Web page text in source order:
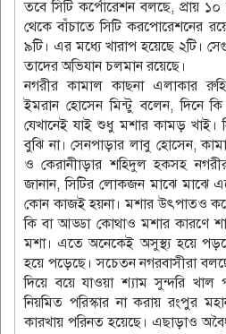
তবে সিটি কর্পোরেশন বলছে, প্রায়
থেকে বাঁচাতে সিটি করপোরেশনের
৯টি। এর মধ্যে খারাপ হয়েছে ২টি।
তাদের অভিযান চলমান রয়েছে।
নগরীর কামাল কাছনা এলাকার
ইমরান হোসেন মিন্টু বলেন, দিনে কি
যেখানেই যাই শুধু মশার কামড় খাই।
বুঝি না। সেনপাড়ার লাবু হোসেন,
ও কেরানীাড়ার শহিদুল হকসহ
জানান, সিটির লোকজন মাঝে মাঝে
কোন কাজই হয়না। মশার উৎপাতও
কি বা আড্ডা কোথাও মশার কারণে
মশা। এতে অনেকেই অসুস্থ্য হয়ে
হয়ে পড়েছে। সচেতন নগরবাসীরা
দিয়ে বয়ে যাওয়া শ্যাম সুন্দরি খাল
নিয়মিত পরিস্কার না করায় রংপুর
কারখায় পরিনত হয়েছে। এছাড়াও